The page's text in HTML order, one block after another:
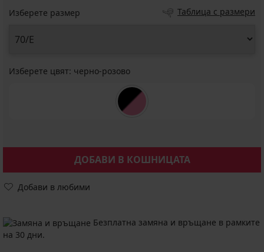
Изберете размер Таблица с размери
Изберете цвят: черно-розово
ДОБАВИ В КОШНИЦАТА
Добави в любими
Безплатна замяна и връщане в рамките
на 30 дни.